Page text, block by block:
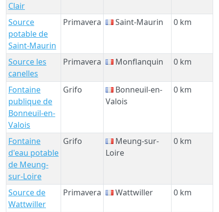
Clair
Source
potable de
Saint-Maurin
Primavera Saint-Maurin 0 km
Source les
canelles
Primavera Monflanquin 0 km
Fontaine
publique de
Bonneuil-en-
Valois
Grifo
Bonneuil-en-
Valois
0 km
Fontaine
d'eau potable
de Meung-
sur-Loire
Grifo
Meung-sur-
Loire
0 km
Source de
Wattwiller
Primavera Wattwiller 0 km